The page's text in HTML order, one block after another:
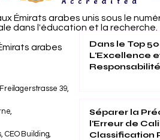
Émirats arabes unis sous le
dans l'éducation et la recherche.
arabes
39,
Building,
Dans le Top
L'Excellence
Séparer la
l'Erreur de
Classification